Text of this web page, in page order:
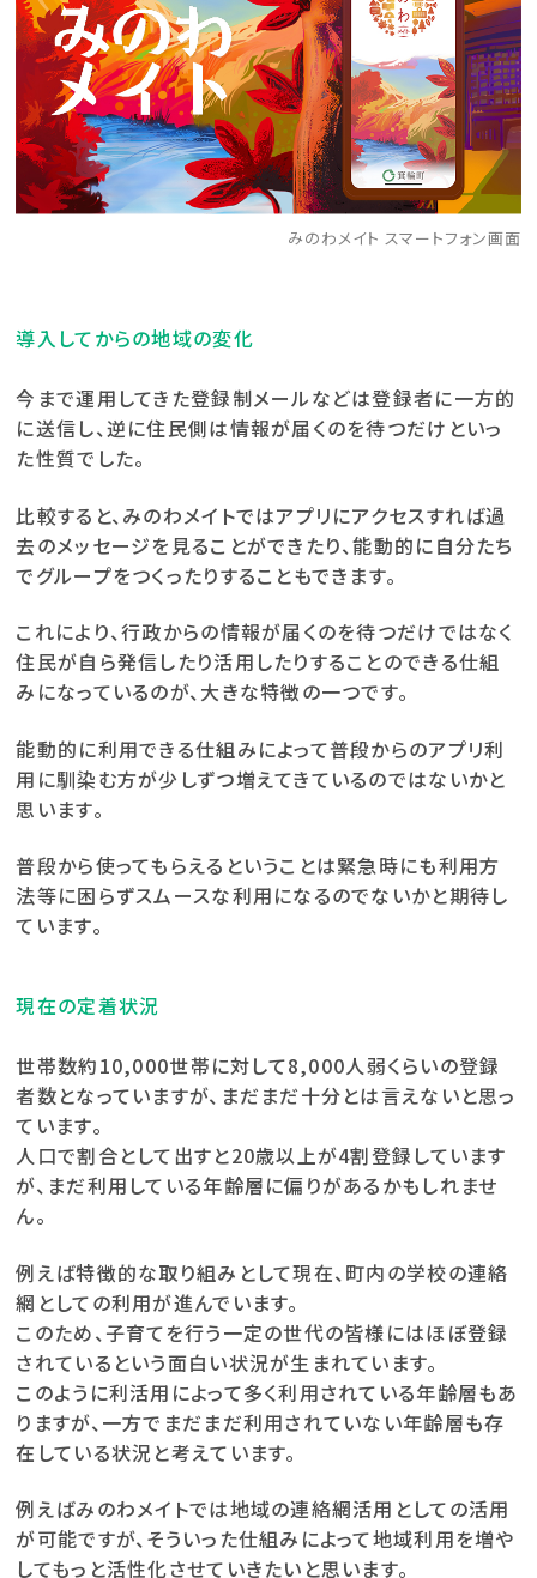
みのわメイト スマートフォン画面
導入してからの地域の変化
今まで運用してきた登録制メールなどは登録者に一方的
に送信し、逆に住民側は情報が届くのを待つだけといっ
た性質でした。
比較すると、みのわメイトではアプリにアクセスすれば過
去のメッセージを見ることができたり、能動的に自分たち
でグループをつくったりすることもできます。
これにより、行政からの情報が届くのを待つだけではなく
住民が自ら発信したり活用したりすることのできる仕組
みになっているのが、大きな特徴の一つです。
能動的に利用できる仕組みによって普段からのアプリ利
用に馴染む方が少しずつ増えてきているのではないかと
思います。
普段から使ってもらえるということは緊急時にも利用方
法等に困らずスムースな利用になるのでないかと期待し
ています。
現在の定着状況
世帯数約10,000世帯に対して8,000人弱くらいの登録
者数となっていますが、まだまだ十分とは言えないと思っ
ています。
人口で割合として出すと20歳以上が4割登録しています
が、まだ利用している年齢層に偏りがあるかもしれませ
ん。
例えば特徴的な取り組みとして現在、町内の学校の連絡
網としての利用が進んでいます。
このため、子育てを行う一定の世代の皆様にはほぼ登録
されているという面白い状況が生まれています。
このように利活用によって多く利用されている年齢層もあ
りますが、一方でまだまだ利用されていない年齢層も存
在している状況と考えています。
例えばみのわメイトでは地域の連絡網活用としての活用
が可能ですが、そういった仕組みによって地域利用を増や
してもっと活性化させていきたいと思います。